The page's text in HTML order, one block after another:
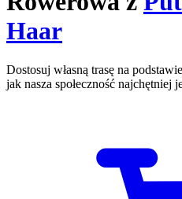
Haar
Dostosuj własną trasę na
jak nasza społeczność najchętniej